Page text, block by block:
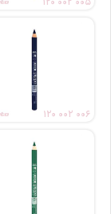
۱۲۰ ۰۰۲ ۰۰۶